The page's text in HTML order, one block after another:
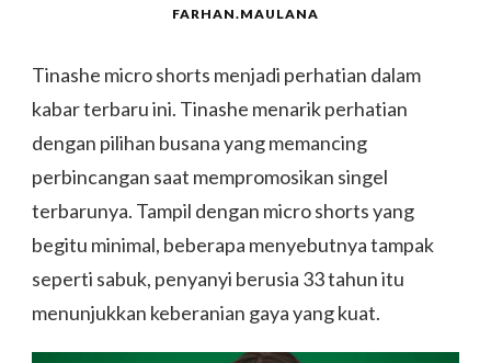
FARHAN.MAULANA
Tinashe micro shorts menjadi perhatian dalam
kabar terbaru ini. Tinashe menarik perhatian
dengan pilihan busana yang memancing
perbincangan saat mempromosikan singel
terbarunya. Tampil dengan micro shorts yang
begitu minimal, beberapa menyebutnya tampak
seperti sabuk, penyanyi berusia 33 tahun itu
menunjukkan keberanian gaya yang kuat.